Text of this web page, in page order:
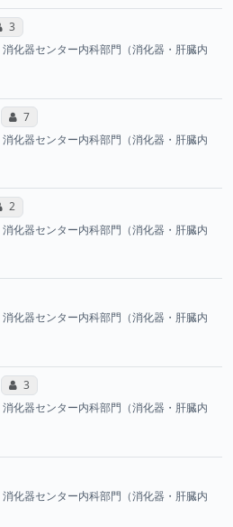
コミュニケーション・タイプ投票数
3
消化器センター内科部門（消化器・肝臓内
コミュニケーション・タイプ投票数
7
消化器センター内科部門（消化器・肝臓内
コミュニケーション・タイプ投票数
2
消化器センター内科部門（消化器・肝臓内
消化器センター内科部門（消化器・肝臓内
コミュニケーション・タイプ投票数
3
消化器センター内科部門（消化器・肝臓内
消化器センター内科部門（消化器・肝臓内